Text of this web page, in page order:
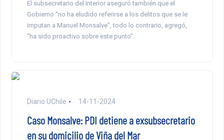
El subsecretario del Interior aseguró también que el
Gobierno “no ha eludido referirse a los delitos que se le
imputan a Manuel Monsalve”, todo lo contrario, agregó,
“ha sido proactivo sobre este punto”.
Diario UChile 14-11-2024
Caso Monsalve: PDI detiene a exsubsecretario
en su domicilio de Viña del Mar